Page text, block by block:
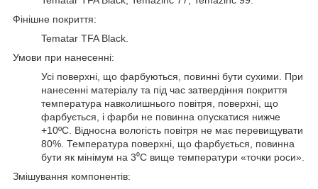
Фінішне покриття:
Tematar TFA Black.
Умови при нанесенні:
Усі поверхні, що фарбуються, повинні бути сухими. При
нанесенні матеріалу та під час затвердіння покриття
температура навколишнього повітря, поверхні, що
фарбується, і фарби не повинна опускатися нижче
+10ºС. Відносна вологість повітря не має перевищувати
80%. Температура поверхні, що фарбується, повинна
бути як мінімум на 3⁰С вище температури «точки роси».
Змішування компонентів: